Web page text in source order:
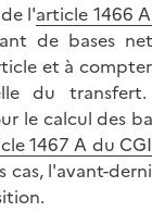
l'article 1466
de bases
et à
du
le calcul des
1467 A du CGI
cas, l'avant-